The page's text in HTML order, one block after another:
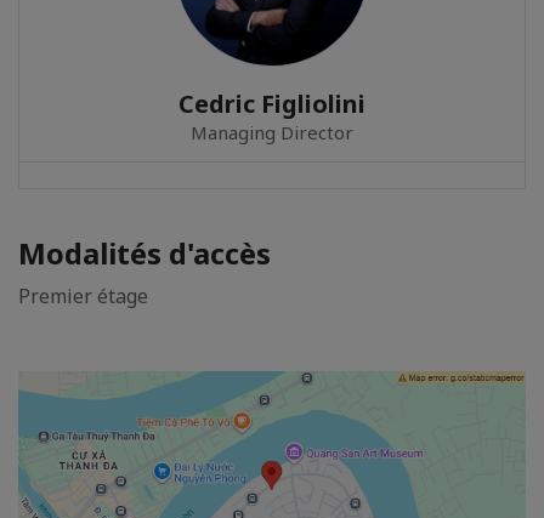
Cedric Figliolini
Managing Director
Modalités d'accès
Premier étage